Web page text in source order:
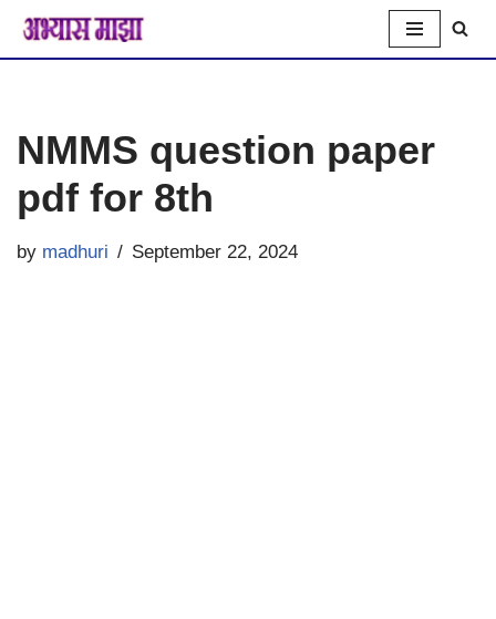
Skip
content
NMMS question paper
pdf for 8th
by madhuri September 22, 2024